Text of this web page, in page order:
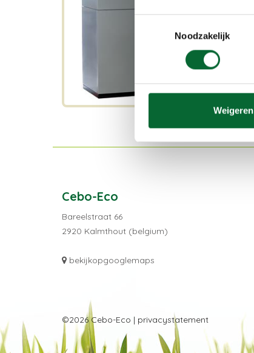
Noodzakelijk
Weigeren
Cebo-Eco
Bareelstraat 66
2920 Kalmthout (belgium)
bekijkopgooglemaps
©2026 Cebo-Eco | privacystatement